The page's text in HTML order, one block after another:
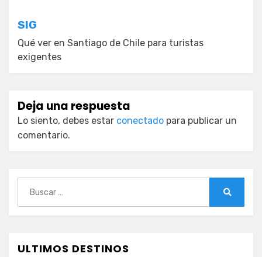
SIG
Qué ver en Santiago de Chile para turistas
exigentes
Deja una respuesta
Lo siento, debes estar conectado para publicar un
comentario.
ULTIMOS DESTINOS